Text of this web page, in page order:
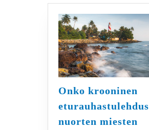
Onko krooninen
eturauhastulehdus
nuorten miesten